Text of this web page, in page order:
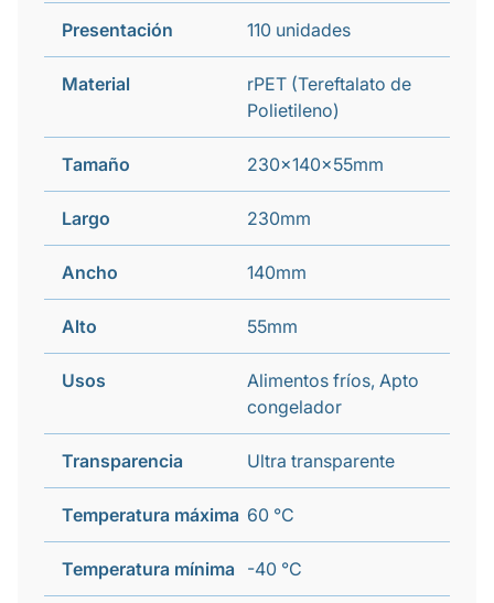
Presentación 110 unidades
Material
rPET (Tereftalato de
Polietileno)
Tamaño 230x140x55mm
Largo 230mm
Ancho 140mm
Alto 55mm
Usos
Alimentos fríos, Apto
congelador
Transparencia Ultra transparente
Temperatura máxima 60 °C
Temperatura mínima -40 °C